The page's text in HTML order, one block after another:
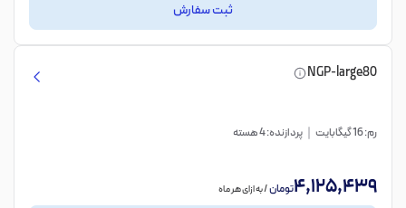
ثبت سفارش
NGP-large80
رم: 16 گیگابایت پردازنده: 4 هسته
4,125,439تومان/ به ازای هر ماه